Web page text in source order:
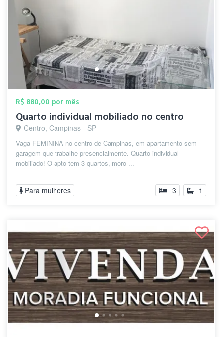
R$ 880,00 por mês
Quarto individual mobiliado no centro
Centro, Campinas - SP
Vaga FEMININA no centro de Campinas, em apartamento sem
garagem que trabalhe presencialmente. Quarto individual
mobiliado! O apto tem 3 quartos, moro ...
Para mulheres 3 1